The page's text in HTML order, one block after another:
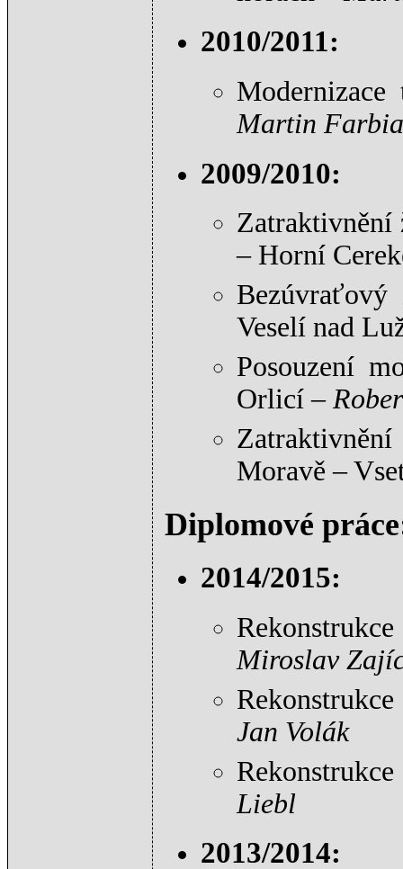
2010/2011:
Martin
2009/2010:
Zatraktivnění
– Horní
Bezúvraťový
Veselí nad
Posouzení
Orlicí –
Moravě –
Diplomové
2014/2015:
Miroslav
Jan Volák
Liebl
2013/2014: